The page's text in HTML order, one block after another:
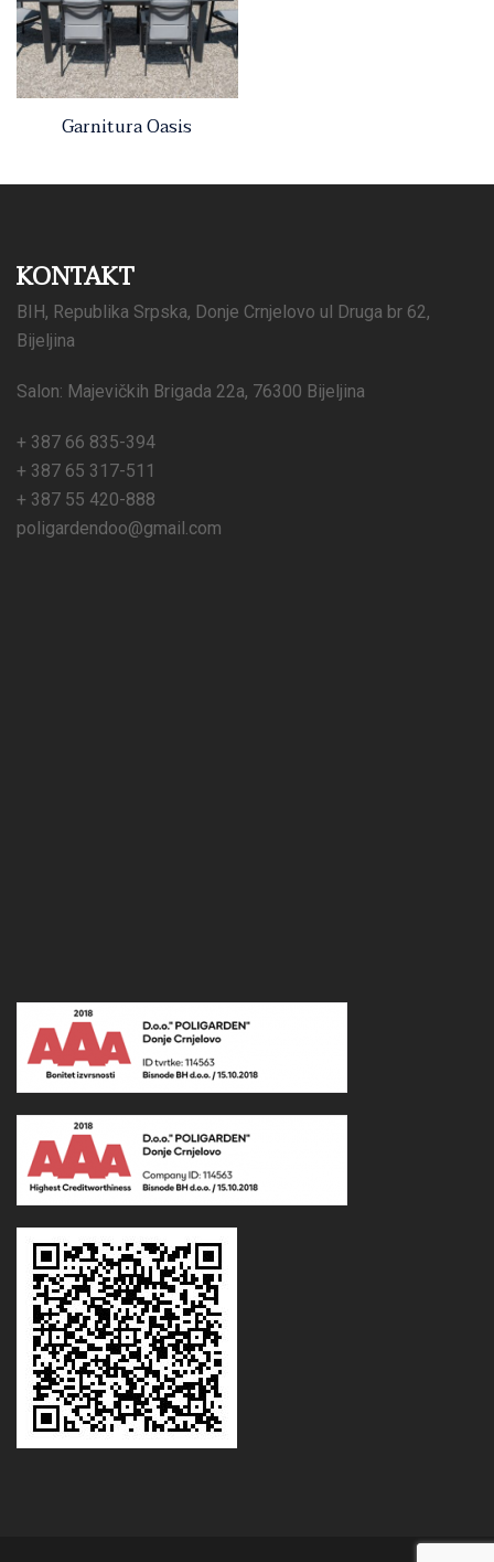
Garnitura Oasis
KONTAKT
BIH, Republika Srpska, Donje Crnjelovo ul Druga br 62,
Bijeljina
Salon: Majevičkih Brigada 22a, 76300 Bijeljina
+ 387 66 835-394
+ 387 65 317-511
+ 387 55 420-888
poligardendoo@gmail.com